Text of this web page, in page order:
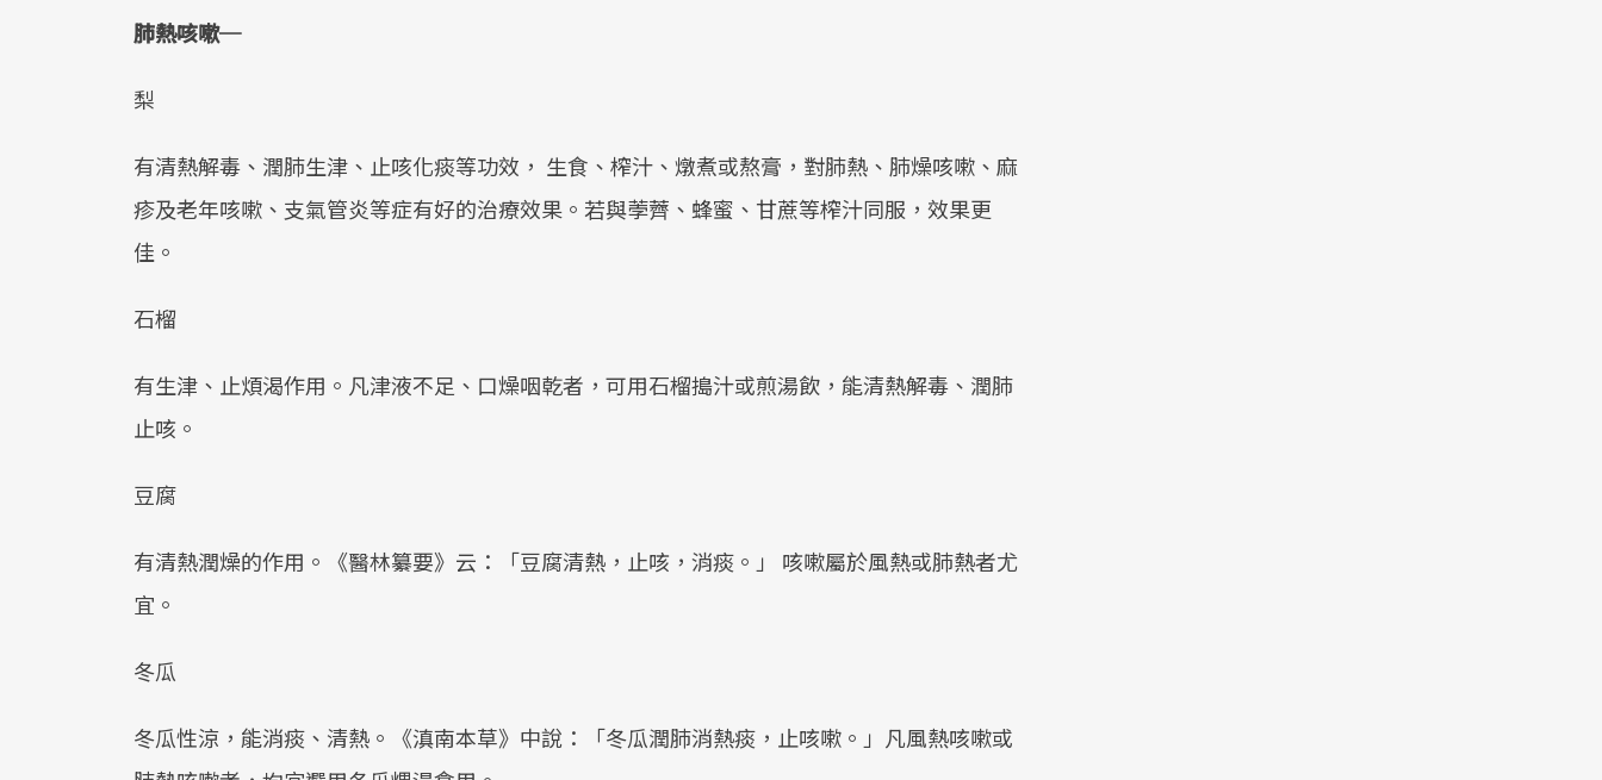
肺熱咳嗽─
梨
有清熱解毒、潤肺生津、止咳化痰等功效， 生食、榨汁、燉煮或熬膏，對肺熱、肺燥咳嗽、麻
疹及老年咳嗽、支氣管炎等症有好的治療效果。若與荸薺、蜂蜜、甘蔗等榨汁同服，效果更
佳。
石榴
有生津、止煩渴作用。凡津液不足、口燥咽乾者，可用石榴搗汁或煎湯飲，能清熱解毒、潤肺
止咳。
豆腐
有清熱潤燥的作用。《醫林纂要》云：「豆腐清熱，止咳，消痰。」 咳嗽屬於風熱或肺熱者尤
宜。
冬瓜
冬瓜性涼，能消痰、清熱。《滇南本草》中說：「冬瓜潤肺消熱痰，止咳嗽。」凡風熱咳嗽或